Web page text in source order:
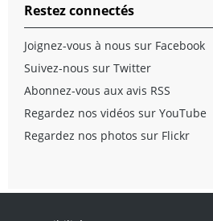
Restez connectés
Joignez-vous à nous sur Facebook
Suivez-nous sur Twitter
Abonnez-vous aux avis RSS
Regardez nos vidéos sur YouTube
Regardez nos photos sur Flickr